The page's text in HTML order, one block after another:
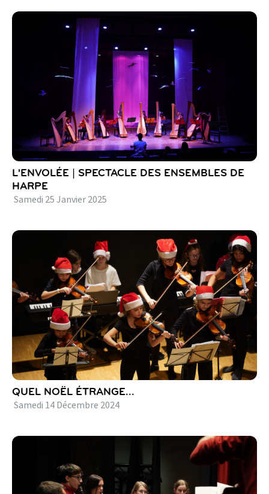
L'ENVOLÉE | SPECTACLE DES ENSEMBLES DE
HARPE
Samedi 25 Janvier 2025
QUEL NOËL ÉTRANGE...
Samedi 14 Décembre 2024